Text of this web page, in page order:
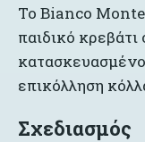
Το Bianco
παιδικό κρεβάτι
επικόλληση
Σχεδιασμός